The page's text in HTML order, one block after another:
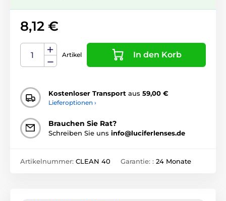
8,12 €
Artikel In den Korb
Kostenloser Transport aus 59,00 €
Lieferoptionen ›
Brauchen Sie Rat?
Schreiben Sie uns info@luciferlenses.de
Artikelnummer: CLEAN 40 Garantie: : 24 Monate